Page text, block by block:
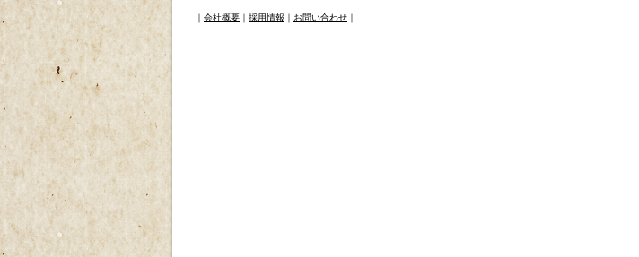
｜ 会社概要 ｜ 採用情報 ｜ お問い合わせ ｜